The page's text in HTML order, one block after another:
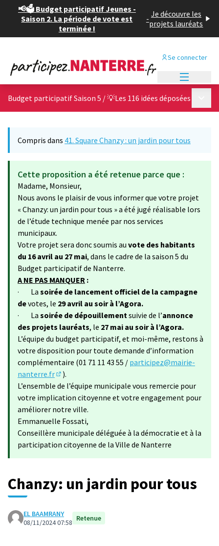
📢🗳️ Budget participatif Jeunes -
Saison 2. La période de vote est
terminée !
- Je découvre les
projets lauréats
Se connecter
Budget participatif Saison 5 /💡Les 116 idées déposées
Compris dans 41. Square Chanzy : un jardin pour tous
Cette proposition a été retenue parce que :
Madame, Monsieur,
Nous avons le plaisir de vous informer que votre projet
« Chanzy: un jardin pour tous » a été jugé réalisable lors
de l’étude technique menée par nos services
municipaux.
Votre projet sera donc soumis au vote des habitants
du 16 avril au 27 mai, dans le cadre de la saison 5 du
Budget participatif de Nanterre.
A NE PAS MANQUER :
· La soirée de lancement officiel de la campagne
devotes, le 29 avril au soir à l’Agora.
· La soirée de dépouillementsuivie de l’annonce
des projets lauréats, le 27 mai au soir à l’Agora.
L’équipe du budget participatif, et moi-même, restons à
votre disposition pour toute demande d’information
complémentaire (01 71 11 43 55 / participez@mairie-
nanterre.fr
(S'ouvre dans un nouvel onglet)
).
L’ensemble de l’équipe municipale vous remercie pour
votre implication citoyenne et votre engagement pour
améliorer notre ville.
Emmanuelle Fossati,
Conseillère municipale déléguée à la démocratie et à la
participation citoyenne de la Ville de Nanterre
Chanzy: un jardin pour tous
EL BAAMRANY
08/11/2024 07:58 Retenue